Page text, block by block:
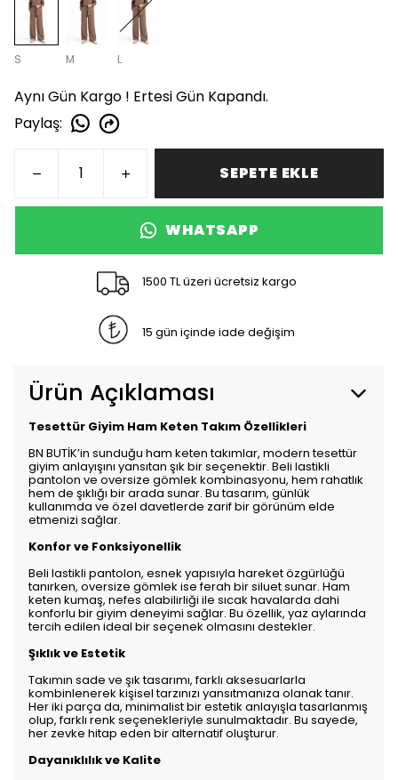
S M L
Aynı Gün Kargo ! Ertesi Gün Kapandı.
Paylaş:
SEPETE EKLE
WHATSAPP
1500 TL üzeri ücretsiz kargo
15 gün içinde iade değişim
Ürün Açıklaması
Tesettür Giyim Ham Keten Takım Özellikleri
BN BUTİK’in sunduğu ham keten takımlar, modern tesettür
giyim anlayışını yansıtan şık bir seçenektir. Beli lastikli
pantolon ve oversize gömlek kombinasyonu, hem rahatlık
hem de şıklığı bir arada sunar. Bu tasarım, günlük
kullanımda ve özel davetlerde zarif bir görünüm elde
etmenizi sağlar.
Konfor ve Fonksiyonellik
Beli lastikli pantolon, esnek yapısıyla hareket özgürlüğü
tanırken, oversize gömlek ise ferah bir siluet sunar. Ham
keten kumaş, nefes alabilirliği ile sıcak havalarda dahi
konforlu bir giyim deneyimi sağlar. Bu özellik, yaz aylarında
tercih edilen ideal bir seçenek olmasını destekler.
Şıklık ve Estetik
Takımın sade ve şık tasarımı, farklı aksesuarlarla
kombinlenerek kişisel tarzınızı yansıtmanıza olanak tanır.
Her iki parça da, minimalist bir estetik anlayışla tasarlanmış
olup, farklı renk seçenekleriyle sunulmaktadır. Bu sayede,
her zevke hitap eden bir alternatif oluşturur.
Dayanıklılık ve Kalite